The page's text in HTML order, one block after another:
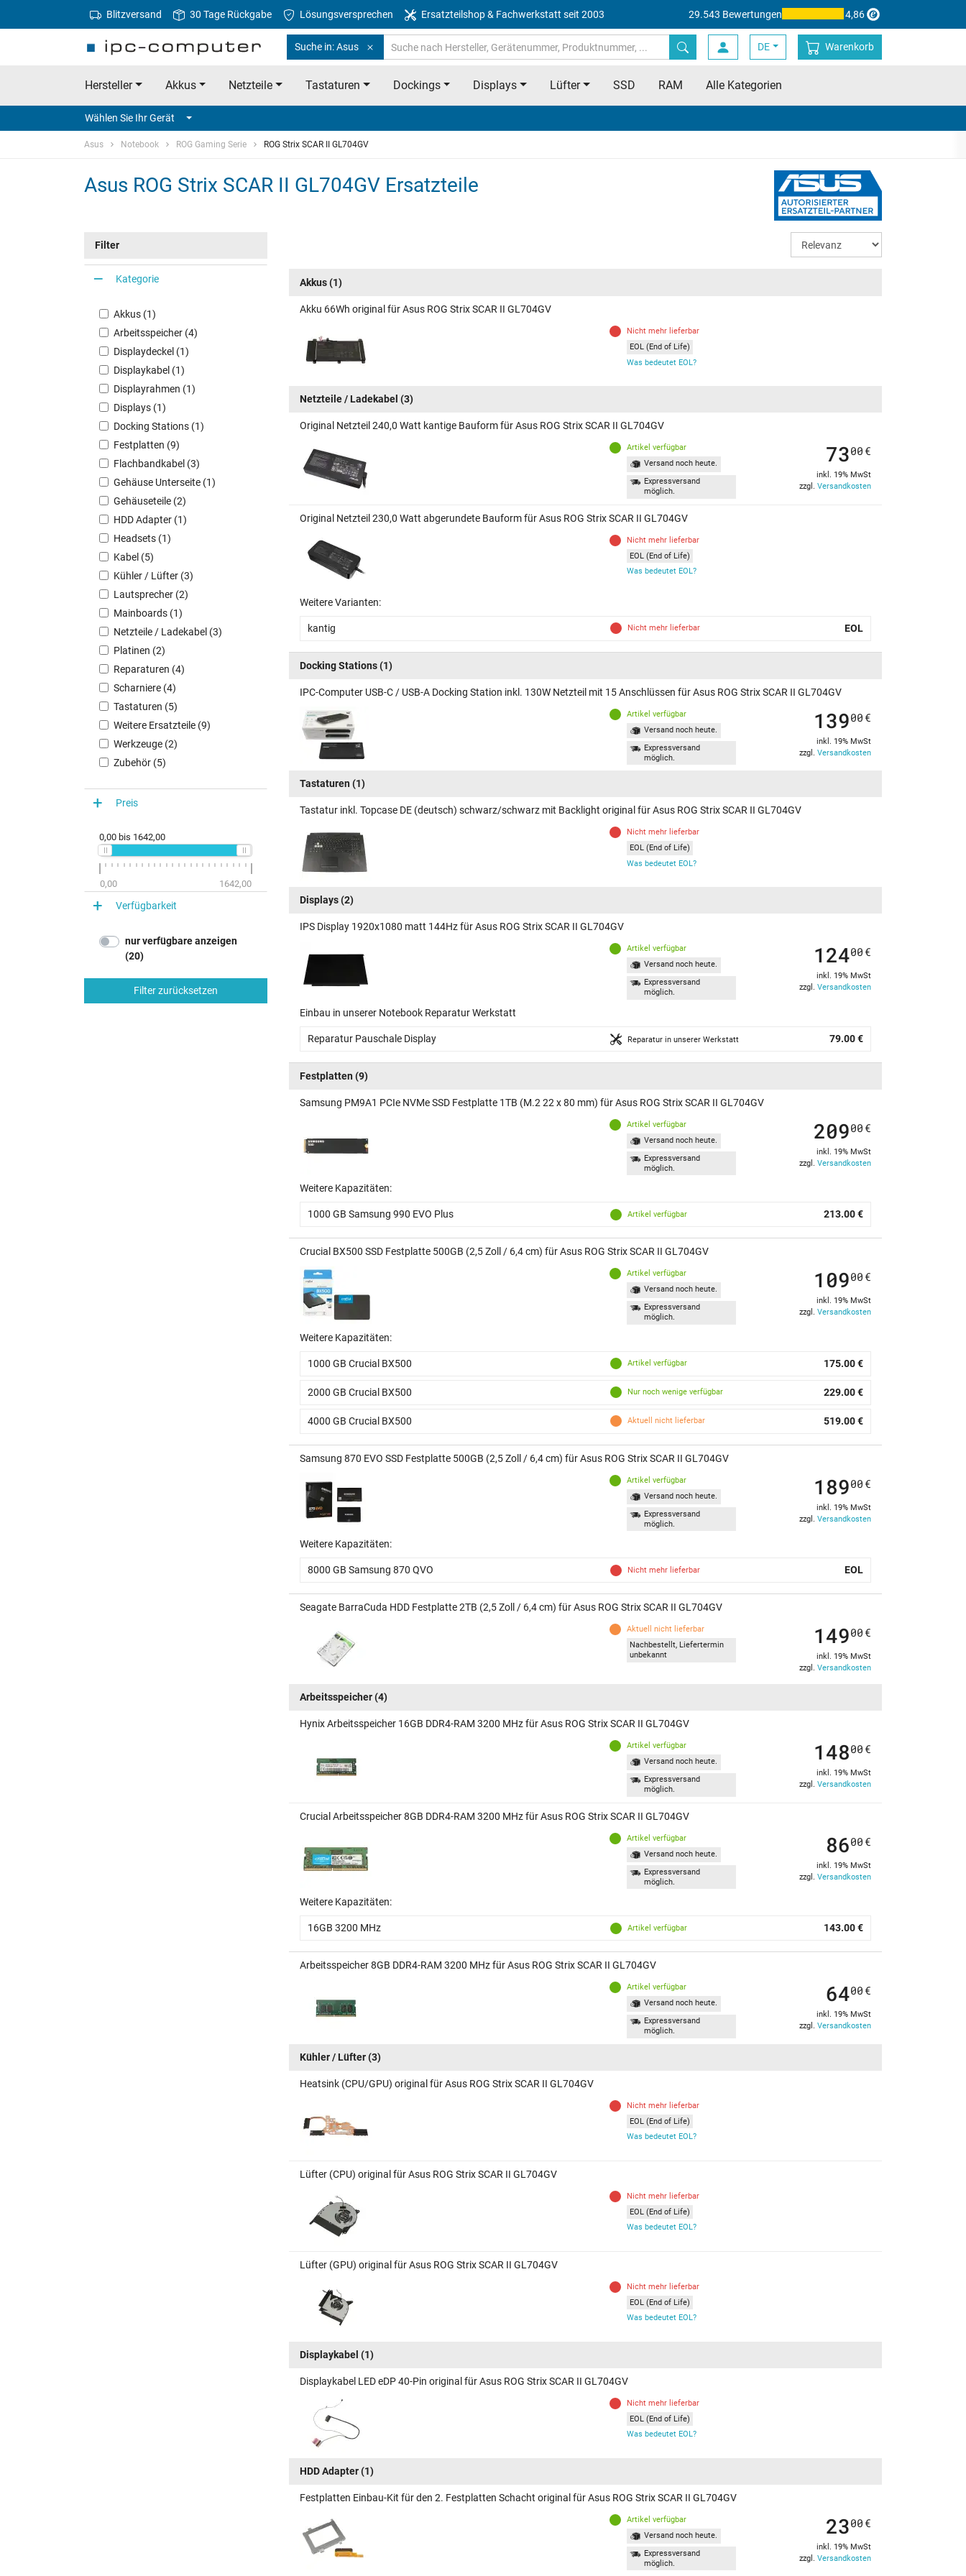
Blitzversand 30 Tage Rückgabe Lösungsversprechen Ersatzteilshop & Fachwerkstatt seit 2003 29.543 Bewertungen 4,86
Suche in: Asus DE Warenkorb
Hersteller Akkus Netzteile Tastaturen Dockings Displays Lüfter SSD RAM Alle Kategorien
Wählen Sie Ihr Gerät
Asus Notebook ROG Gaming Serie ROG Strix SCAR II GL704GV
Asus ROG Strix SCAR II GL704GV Ersatzteile
Filter
Kategorie
Akkus (1)
Arbeitsspeicher (4)
Displaydeckel (1)
Displaykabel (1)
Displayrahmen (1)
Displays (1)
Docking Stations (1)
Festplatten (9)
Flachbandkabel (3)
Gehäuse Unterseite (1)
Gehäuseteile (2)
HDD Adapter (1)
Headsets (1)
Kabel (5)
Kühler / Lüfter (3)
Lautsprecher (2)
Mainboards (1)
Netzteile / Ladekabel (3)
Platinen (2)
Reparaturen (4)
Scharniere (4)
Tastaturen (5)
Weitere Ersatzteile (9)
Werkzeuge (2)
Zubehör (5)
Preis
0,00 bis 1642,00
0,00 1642,00
Verfügbarkeit
nur verfügbare anzeigen
(20)
Filter zurücksetzen
Akkus(1)
Akku 66Wh original für Asus ROG Strix SCAR II GL704GV
Nicht mehr lieferbar
EOL (End of Life)
Was bedeutet EOL?
Netzteile / Ladekabel (3)
Original Netzteil 240,0 Watt kantige Bauform für Asus ROG Strix SCAR II GL704GV
Artikel verfügbar
Versand noch heute.
Expressversand
möglich.
7300 €
inkl. 19% MwSt
zzgl. Versandkosten
Original Netzteil 230,0 Watt abgerundete Bauform für Asus ROG Strix SCAR II GL704GV
Nicht mehr lieferbar
EOL (End of Life)
Was bedeutet EOL?
Weitere Varianten:
kantig Nicht mehr lieferbar EOL
Docking Stations(1)
IPC-Computer USB-C / USB-A Docking Station inkl. 130W Netzteil mit 15 Anschlüssen für Asus ROG Strix SCAR II GL704GV
Artikel verfügbar
Versand noch heute.
Expressversand
möglich.
13900 €
inkl. 19% MwSt
zzgl. Versandkosten
Tastaturen (1)
Tastatur inkl. Topcase DE (deutsch) schwarz/schwarz mit Backlight original für Asus ROG Strix SCAR II GL704GV
Nicht mehr lieferbar
EOL (End of Life)
Was bedeutet EOL?
Displays(2)
IPS Display 1920x1080 matt 144Hz für Asus ROG Strix SCAR II GL704GV
Artikel verfügbar
Versand noch heute.
Expressversand
möglich.
12400 €
inkl. 19% MwSt
zzgl. Versandkosten
Einbau in unserer Notebook Reparatur Werkstatt
Reparatur Pauschale Display Reparatur in unserer Werkstatt 79.00 €
Festplatten (9)
Samsung PM9A1 PCIe NVMe SSD Festplatte 1TB (M.2 22 x 80 mm) für Asus ROG Strix SCAR II GL704GV
Artikel verfügbar
Versand noch heute.
Expressversand
möglich.
20900 €
inkl. 19% MwSt
zzgl. Versandkosten
Weitere Kapazitäten:
1000 GB Samsung 990 EVO Plus Artikel verfügbar 213.00 €
Crucial BX500 SSD Festplatte 500GB (2,5 Zoll / 6,4 cm) für Asus ROG Strix SCAR II GL704GV
Artikel verfügbar
Versand noch heute.
Expressversand
möglich.
10900 €
inkl. 19% MwSt
zzgl. Versandkosten
Weitere Kapazitäten:
1000 GB Crucial BX500 Artikel verfügbar 175.00 €
2000 GB Crucial BX500 Nur noch wenige verfügbar 229.00 €
4000 GB Crucial BX500 Aktuell nicht lieferbar 519.00 €
Samsung 870 EVO SSD Festplatte 500GB (2,5 Zoll / 6,4 cm) für Asus ROG Strix SCAR II GL704GV
Artikel verfügbar
Versand noch heute.
Expressversand
möglich.
18900 €
inkl. 19% MwSt
zzgl. Versandkosten
Weitere Kapazitäten:
8000 GB Samsung 870 QVO Nicht mehr lieferbar EOL
Seagate BarraCuda HDD Festplatte 2TB (2,5 Zoll / 6,4 cm) für Asus ROG Strix SCAR II GL704GV
Aktuell nicht lieferbar
Nachbestellt, Liefertermin
unbekannt
14900 €
inkl. 19% MwSt
zzgl. Versandkosten
Arbeitsspeicher(4)
Hynix Arbeitsspeicher 16GB DDR4-RAM 3200 MHz für Asus ROG Strix SCAR II GL704GV
Artikel verfügbar
Versand noch heute.
Expressversand
möglich.
14800 €
inkl. 19% MwSt
zzgl. Versandkosten
Crucial Arbeitsspeicher 8GB DDR4-RAM 3200 MHz für Asus ROG Strix SCAR II GL704GV
Artikel verfügbar
Versand noch heute.
Expressversand
möglich.
8600 €
inkl. 19% MwSt
zzgl. Versandkosten
Weitere Kapazitäten:
16GB 3200 MHz Artikel verfügbar 143.00 €
Arbeitsspeicher 8GB DDR4-RAM 3200 MHz für Asus ROG Strix SCAR II GL704GV
Artikel verfügbar
Versand noch heute.
Expressversand
möglich.
6400 €
inkl. 19% MwSt
zzgl. Versandkosten
Kühler / Lüfter(3)
Heatsink (CPU/GPU) original für Asus ROG Strix SCAR II GL704GV
Nicht mehr lieferbar
EOL (End of Life)
Was bedeutet EOL?
Lüfter (CPU) original für Asus ROG Strix SCAR II GL704GV
Nicht mehr lieferbar
EOL (End of Life)
Was bedeutet EOL?
Lüfter (GPU) original für Asus ROG Strix SCAR II GL704GV
Nicht mehr lieferbar
EOL (End of Life)
Was bedeutet EOL?
Displaykabel (1)
Displaykabel LED eDP 40-Pin original für Asus ROG Strix SCAR II GL704GV
Nicht mehr lieferbar
EOL (End of Life)
Was bedeutet EOL?
HDD Adapter(1)
Festplatten Einbau-Kit für den 2. Festplatten Schacht original für Asus ROG Strix SCAR II GL704GV
Artikel verfügbar
Versand noch heute.
Expressversand
möglich.
2300 €
inkl. 19% MwSt
zzgl. Versandkosten